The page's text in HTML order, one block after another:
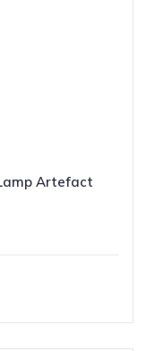
Artefact